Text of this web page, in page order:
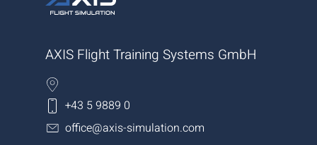
AXIS Flight Training Systems GmbH
+43 5 9889 0
office@axis-simulation.com